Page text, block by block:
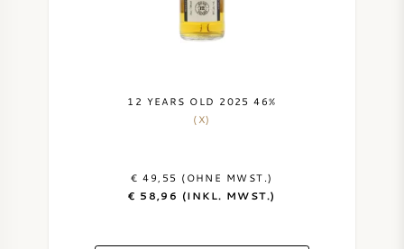
12 YEARS OLD 2025 46%
(X)
€ 49,55 (OHNE MWST.)
€ 58,96 (INKL. MWST.)